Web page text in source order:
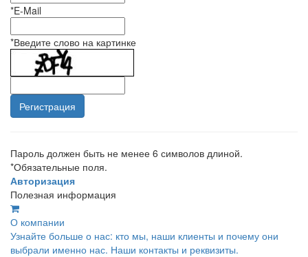
*E-Mail
*Введите слово на картинке
Пароль должен быть не менее 6 символов длиной.
*Обязательные поля.
Авторизация
Полезная информация
О компании
Узнайте больше о нас: кто мы, наши клиенты и почему они
выбрали именно нас. Наши контакты и реквизиты.